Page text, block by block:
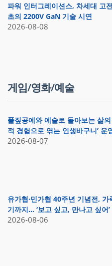
파워 인터그레이션스, 차세대 고
초의 2200V GaN 기술 시연
2026-08-08
게임/영화/예술
풀짚공예와 예술로 돌아보는 삶
적 경험으로 엮는 인생바구니’ 운
2026-08-07
유가협·민가협 40주년 기념전,
기까지… ‘보고 싶고, 만나고 싶어
2026-08-06